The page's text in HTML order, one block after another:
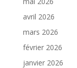
avril 2026
mars 2026
février 2026
janvier 2026